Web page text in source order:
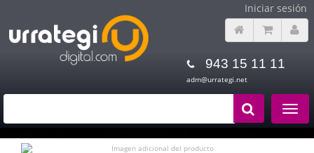
Iniciar sesión
943 15 11 11
adm@urrategi.net
Toggle